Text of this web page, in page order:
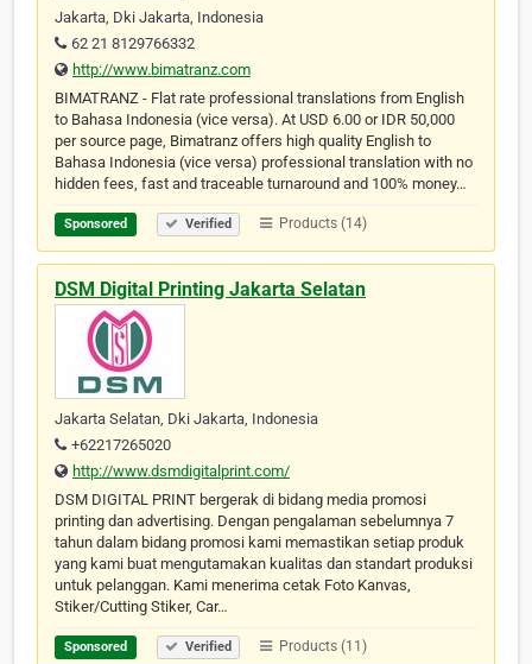
Jakarta, Dki Jakarta, Indonesia
62 21 8129766332
http://www.bimatranz.com
BIMATRANZ - Flat rate professional translations from English
to Bahasa Indonesia (vice versa). At USD 6.00 or IDR 50,000
per source page, Bimatranz offers high quality English to
Bahasa Indonesia (vice versa) professional translation with no
hidden fees, fast and traceable turnaround and 100% money…
Sponsored Verified Products (14)
DSM Digital Printing Jakarta Selatan
Jakarta Selatan, Dki Jakarta, Indonesia
+62217265020
http://www.dsmdigitalprint.com/
DSM DIGITAL PRINT bergerak di bidang media promosi
printing dan advertising. Dengan pengalaman sebelumnya 7
tahun dalam bidang promosi kami memastikan setiap produk
yang kami buat mengutamakan kualitas dan standart produksi
untuk pelanggan. Kami menerima cetak Foto Kanvas,
Stiker/Cutting Stiker, Car…
Sponsored Verified Products (11)